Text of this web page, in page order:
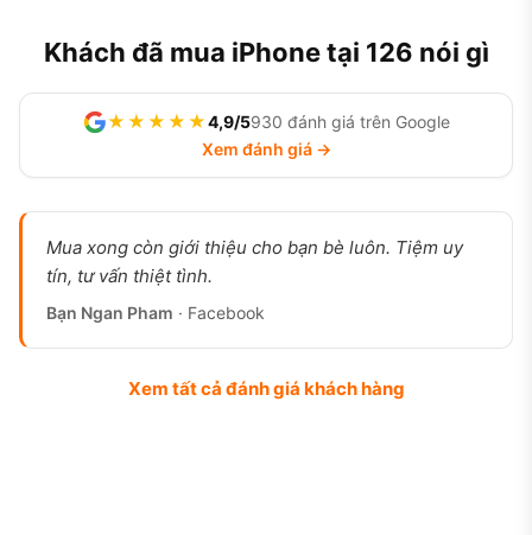
Khách đã mua iPhone tại 126 nói gì
★★★★★4,9/5930 đánh giá trên Google
Xem đánh giá →
Mua xong còn giới thiệu cho bạn bè luôn. Tiệm uy
tín, tư vấn thiệt tình.
Bạn Ngan Pham · Facebook
Xem tất cả đánh giá khách hàng